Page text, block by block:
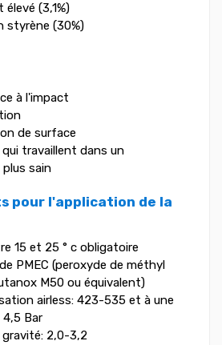
(3,1%)
styrène (30%)
à l'impact
de surface
travaillent dans un
sain
pour l'application de la
15 et 25 ° c obligatoire
PMEC (peroxyde de méthyl
M50 ou équivalent)
airless: 423-535 et à une
Bar
2,0-3,2